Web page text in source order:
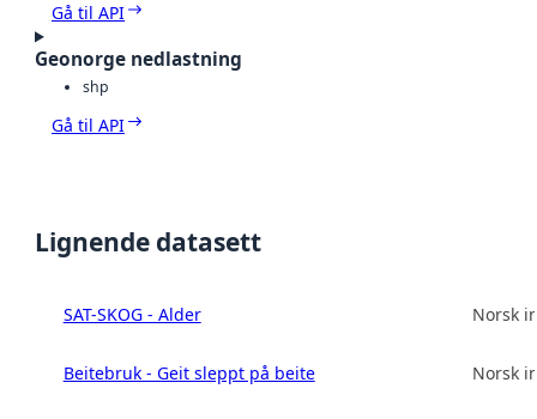
Gå til API
Geonorge nedlastning
shp
Gå til API
Lignende datasett
SAT-SKOG - Alder Norsk
Beitebruk - Geit sleppt på beite Norsk